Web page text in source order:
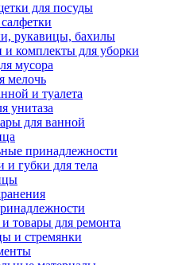
для посуды
рукавицы, бахилы
и комплекты для уборки
мусора
мелочь
и туалета
унитаза
для ванной
принадлежности
и губки для тела
товары для ремонта
и стремянки